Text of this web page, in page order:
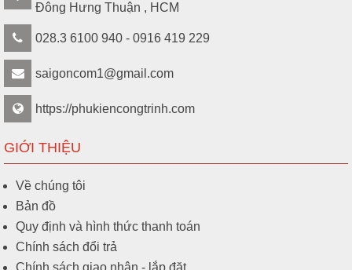
Đông Hưng Thuận , HCM
028.3 6100 940 - 0916 419 229
saigoncom1@gmail.com
https://phukiencongtrinh.com
GIỚI THIỆU
Về chúng tôi
Bản đồ
Quy định và hình thức thanh toán
Chính sách đổi trả